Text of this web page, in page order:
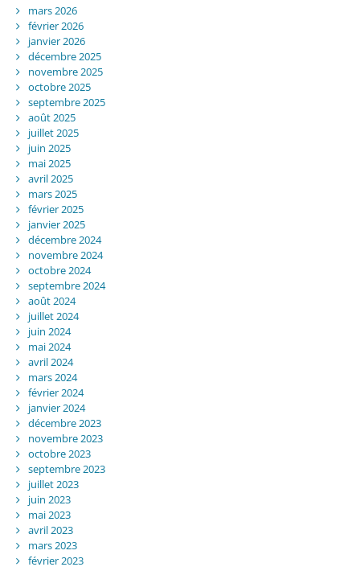
mars 2026
février 2026
janvier 2026
décembre 2025
novembre 2025
octobre 2025
septembre 2025
août 2025
juillet 2025
juin 2025
mai 2025
avril 2025
mars 2025
février 2025
janvier 2025
décembre 2024
novembre 2024
octobre 2024
septembre 2024
août 2024
juillet 2024
juin 2024
mai 2024
avril 2024
mars 2024
février 2024
janvier 2024
décembre 2023
novembre 2023
octobre 2023
septembre 2023
juillet 2023
juin 2023
mai 2023
avril 2023
mars 2023
février 2023